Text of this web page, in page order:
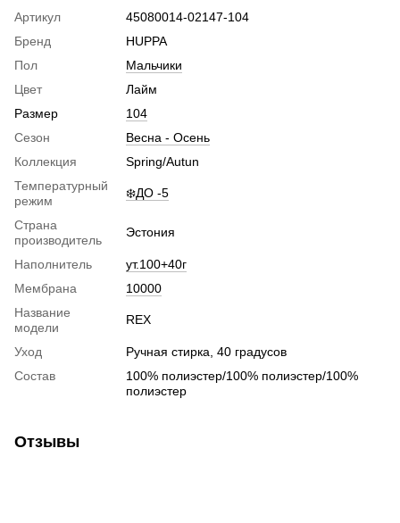
Артикул
45080014-02147-104
Бренд
HUPPA
Пол
Мальчики
Цвет
Лайм
Размер
104
Сезон
Весна - Осень
Коллекция
Spring/Autun
Температурный
режим
❄️ДО -5
Страна
производитель
Эстония
Наполнитель
ут.100+40г
Мембрана
10000
Название
модели
REX
Уход
Ручная стирка, 40 градусов
Состав
100% полиэстер/100% полиэстер/100%
полиэстер
Отзывы